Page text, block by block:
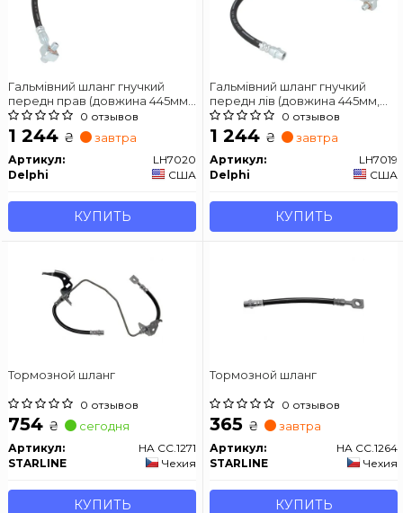
Гальмівний шланг гнучкий
передн прав (довжина 445мм,
M10x1/M10x1) OPEL ZAFIRA C 1.4-
2.0D 10.11-07.19
0 отзывов
1 244 ₴ завтра
Артикул:
LH7020
Delphi
США
КУПИТЬ
Гальмівний шланг гнучкий
передн лів (довжина 445мм,
M10x1/M10x1) OPEL ZAFIRA C 1.4-
2.0D 10.11-07.19
0 отзывов
1 244 ₴ завтра
Артикул:
LH7019
Delphi
США
КУПИТЬ
Тормозной шланг
0 отзывов
754 ₴ сегодня
Артикул:
HA CC.1271
STARLINE
Чехия
КУПИТЬ
Тормозной шланг
0 отзывов
365 ₴ завтра
Артикул:
HA CC.1264
STARLINE
Чехия
КУПИТЬ